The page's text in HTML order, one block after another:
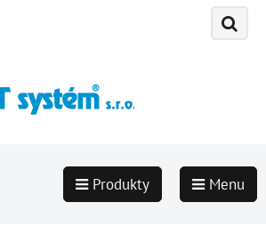
Produkty Menu